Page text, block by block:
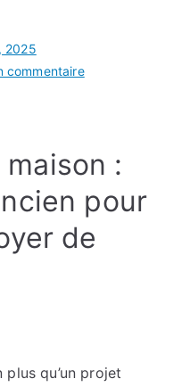
2025
commentairesur
d’un
de
bien
:
pour
de
qu’un projet